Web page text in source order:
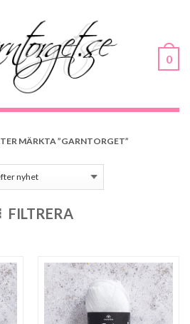
0
MÄRKTA ”GARNTORGET”
FILTRERA